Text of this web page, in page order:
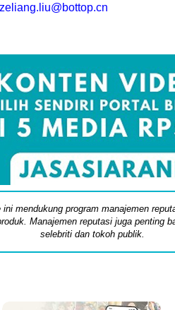
zeliang.liu@bottop.cn
ini mendukung program manajemen
Manajemen reputasi juga penting
selebriti dan tokoh publik.